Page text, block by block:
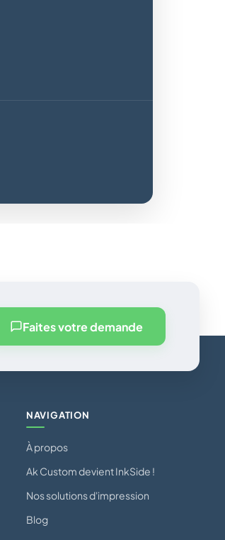
Faites votre demande
NAVIGATION
À propos
Ak Custom devient InkSide !
Nos solutions d'impression
Blog